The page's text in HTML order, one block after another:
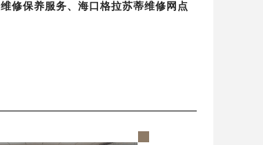
修保养服务、海口格拉苏蒂维修网点